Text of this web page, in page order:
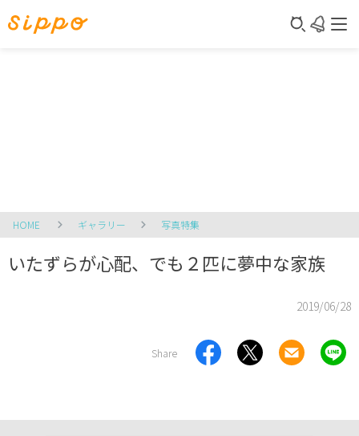
HOME ギャラリー 写真特集
いたずらが心配、でも２匹に夢中な家族
2019/06/28
Share